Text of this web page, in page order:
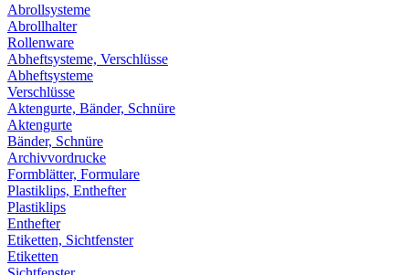
Abrollsysteme
Abrollhalter
Rollenware
Abheftsysteme, Verschlüsse
Abheftsysteme
Verschlüsse
Aktengurte, Bänder, Schnüre
Aktengurte
Bänder, Schnüre
Archivvordrucke
Formblätter, Formulare
Plastiklips, Enthefter
Plastiklips
Enthefter
Etiketten, Sichtfenster
Etiketten